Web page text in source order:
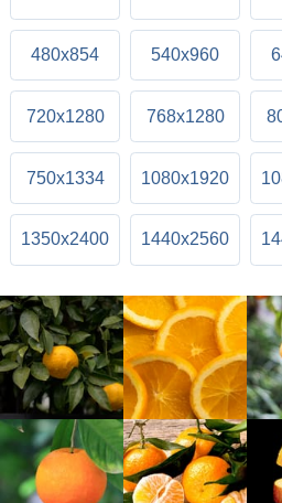
480x854 540x960
720x1280 768x1280
750x1334 1080x1920
1350x2400 1440x2560